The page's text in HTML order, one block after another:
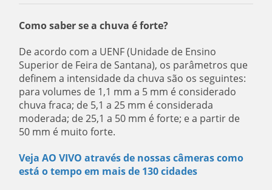
Como saber se a chuva é forte?
De acordo com a UENF (Unidade de Ensino
Superior de Feira de Santana), os parâmetros que
definem a intensidade da chuva são os seguintes:
para volumes de 1,1 mm a 5 mm é considerado
chuva fraca; de 5,1 a 25 mm é considerada
moderada; de 25,1 a 50 mm é forte; e a partir de
50 mm é muito forte.
Veja AO VIVO através de nossas câmeras como
está o tempo em mais de 130 cidades